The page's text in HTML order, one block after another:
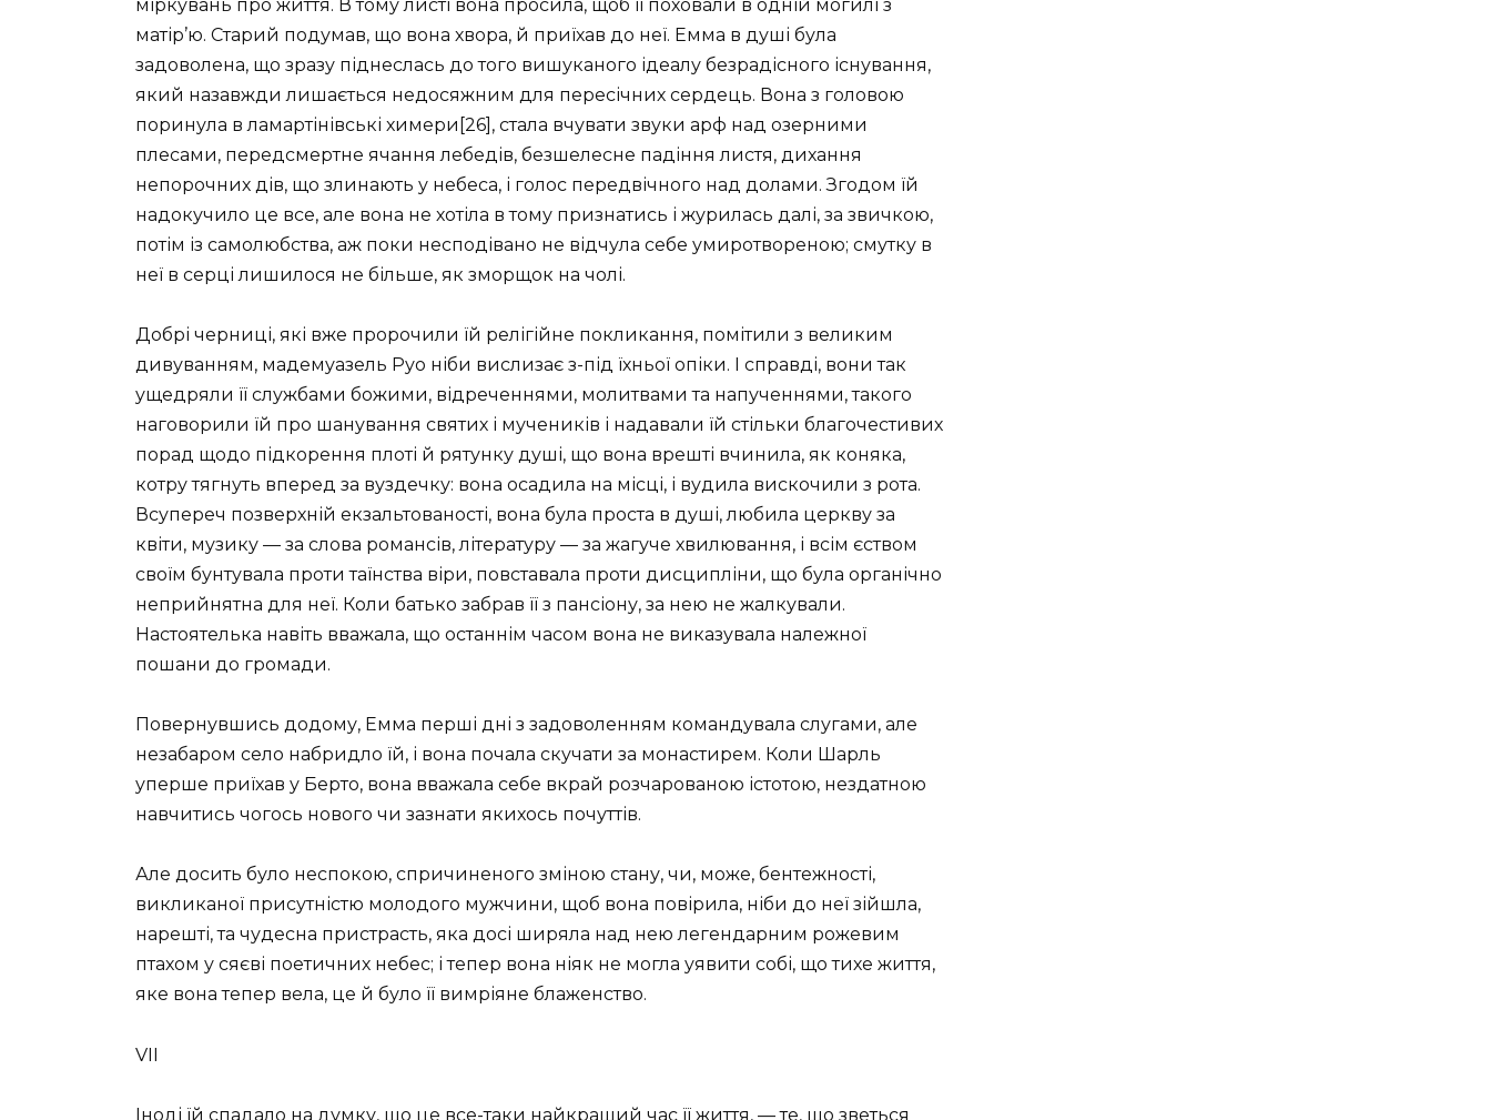
міркувань про життя. В тому листі вона просила, щоб її поховали в одній могилі з
матір’ю. Старий подумав, що вона хвора, й приїхав до неї. Емма в душі була
задоволена, що зразу піднеслась до того вишуканого ідеалу безрадісного існування,
який назавжди лишається недосяжним для пересічних сердець. Вона з головою
поринула в ламартінівські химери[26], стала вчувати звуки арф над озерними
плесами, передсмертне ячання лебедів, безшелесне падіння листя, дихання
непорочних дів, що злинають у небеса, і голос передвічного над долами. Згодом їй
надокучило це все, але вона не хотіла в тому признатись і журилась далі, за звичкою,
потім із самолюбства, аж поки несподівано не відчула себе умиротвореною; смутку в
неї в серці лишилося не більше, як зморщок на чолі.
Добрі черниці, які вже пророчили їй релігійне покликання, помітили з великим
дивуванням, мадемуазель Руо ніби вислизає з-під їхньої опіки. І справді, вони так
ущедряли її службами божими, відреченнями, молитвами та напученнями, такого
наговорили їй про шанування святих і мучеників і надавали їй стільки благочестивих
порад щодо підкорення плоті й рятунку душі, що вона врешті вчинила, як коняка,
котру тягнуть вперед за вуздечку: вона осадила на місці, і вудила вискочили з рота.
Всупереч позверхній екзальтованості, вона була проста в душі, любила церкву за
квіти, музику — за слова романсів, літературу — за жагуче хвилювання, і всім єством
своїм бунтувала проти таїнства віри, повставала проти дисципліни, що була органічно
неприйнятна для неї. Коли батько забрав її з пансіону, за нею не жалкували.
Настоятелька навіть вважала, що останнім часом вона не виказувала належної
пошани до громади.
Повернувшись додому, Емма перші дні з задоволенням командувала слугами, але
незабаром село набридло їй, і вона почала скучати за монастирем. Коли Шарль
уперше приїхав у Берто, вона вважала себе вкрай розчарованою істотою, нездатною
навчитись чогось нового чи зазнати якихось почуттів.
Але досить було неспокою, спричиненого зміною стану, чи, може, бентежності,
викликаної присутністю молодого мужчини, щоб вона повірила, ніби до неї зійшла,
нарешті, та чудесна пристрасть, яка досі ширяла над нею легендарним рожевим
птахом у сяєві поетичних небес; і тепер вона ніяк не могла уявити собі, що тихе життя,
яке вона тепер вела, це й було її вимріяне блаженство.
VII
Іноді їй спадало на думку, що це все-таки найкращий час її життя, — те, що зветься